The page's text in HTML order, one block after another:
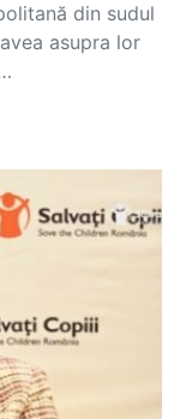
din sudul
asupra lor